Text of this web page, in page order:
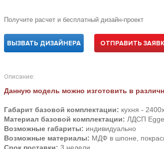
Получите расчет и бесплатный дизайн-проект
ВЫЗВАТЬ ДИЗАЙНЕРА ОТПРАВИТЬ
Описание:
Данную модель можно изготовить в
Габарит базовой комплектации: кухня -
Материал базовой комплектации: ЛДСП
Возможные габариты: индивидуально
Возможные материалы: МДФ в шпоне,